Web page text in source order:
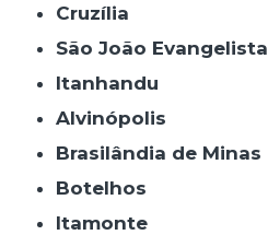
Cruzília
São João Evangelista
Itanhandu
Alvinópolis
Brasilândia de Minas
Botelhos
Itamonte